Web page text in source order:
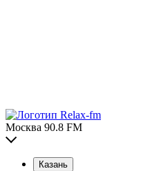
Москва 90.8 FM
Казань